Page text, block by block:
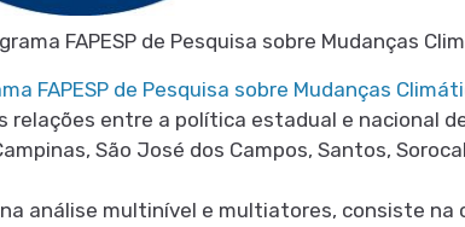
FAPESP de Pesquisa sobre Mudanças
FAPESP de Pesquisa sobre Mudanças
relações entre a política estadual e nacional
São José dos Campos, Santos,
análise multinível e multiatores, consiste